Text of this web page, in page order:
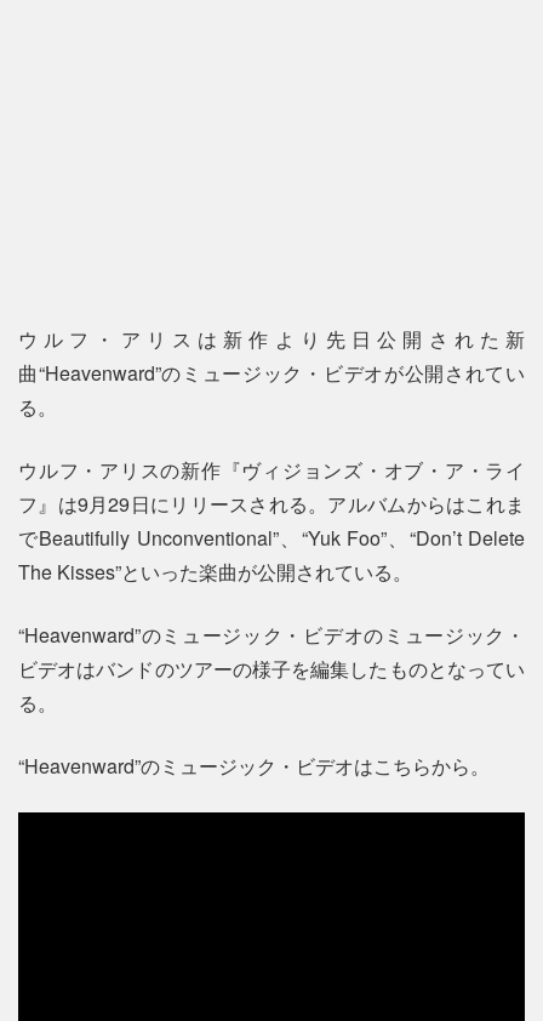
ウルフ・アリスは新作より先日公開された新
曲“Heavenward”のミュージック・ビデオが公開されてい
る。
ウルフ・アリスの新作『ヴィジョンズ・オブ・ア・ライ
フ』は9月29日にリリースされる。アルバムからはこれま
でBeautifully Unconventional”、“Yuk Foo”、“Don’t Delete
The Kisses”といった楽曲が公開されている。
“Heavenward”のミュージック・ビデオのミュージック・
ビデオはバンドのツアーの様子を編集したものとなってい
る。
“Heavenward”のミュージック・ビデオはこちらから。